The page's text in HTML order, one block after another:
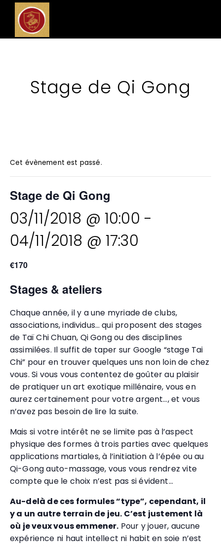
Stage de Qi Gong
Cet évènement est passé.
Stage de Qi Gong
03/11/2018 @ 10:00 -
04/11/2018 @ 17:30
€170
Stages & ateliers
Chaque année, il y a une myriade de clubs,
associations, individus… qui proposent des stages
de Taï Chi Chuan, Qi Gong ou des disciplines
assimilées. Il suffit de taper sur Google “stage Tai
Chi” pour en trouver quelques uns non loin de chez
vous. Si vous vous contentez de goûter au plaisir
de pratiquer un art exotique millénaire, vous en
aurez certainement pour votre argent…, et vous
n’avez pas besoin de lire la suite.
Mais si votre intérêt ne se limite pas à l’aspect
physique des formes à trois parties avec quelques
applications martiales, à l’initiation à l’épée ou au
Qi-Gong auto-massage, vous vous rendrez vite
compte que le choix n’est pas si évident…
Au-delà de ces formules “type”, cependant, il
y a un autre terrain de jeu. C’est justement là
où je veux vous emmener. Pour y jouer, aucune
expérience ni haut intellect ni habit en soie n’est